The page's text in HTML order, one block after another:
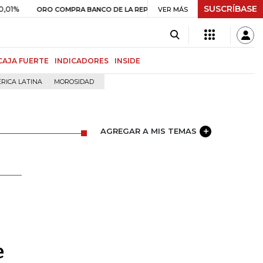
COMPRA BANCO DE LA REPÚBLICA $ 399.745,16 +$ 2.295,71 +0,58%
VER MÁS SUSCRÍBASE
FUERTE INDICADORES INSIDE
LATINA MOROSIDAD
AGREGAR A MIS TEMAS